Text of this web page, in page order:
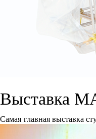
Выставка
Самая главная выставка